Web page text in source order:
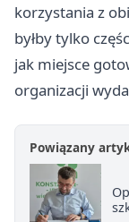
korzystania z
byłby tylko
jak miejsce
organizacji
Powiązany